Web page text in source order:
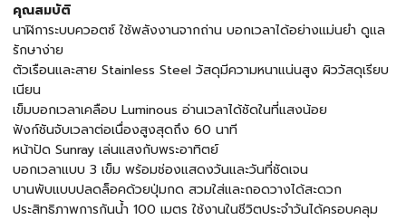
คุณสมบัติ
นาฬิการะบบควอตซ์ ใช้พลังงานจากถ่าน บอกเวลาได้อย่างแม่นยำ ดูแล
รักษาง่าย
ตัวเรือนและสาย Stainless Steel วัสดุมีความหนาแน่นสูง ผิววัสดุเรียบ
เนียน
เข็มบอกเวลาเคลือบ Luminous อ่านเวลาได้ชัดในที่แสงน้อย
ฟังก์ชันจับเวลาต่อเนื่องสูงสุดถึง 60 นาที
หน้าปัด Sunray เล่นแสงกับพระอาทิตย์
บอกเวลาแบบ 3 เข็ม พร้อมช่องแสดงวันและวันที่ชัดเจน
บานพับแบบปลดล็อคด้วยปุ่มกด สวมใส่และถอดวางได้สะดวก
ประสิทธิภาพการกันน้ำ 100 เมตร ใช้งานในชีวิตประจำวันได้ครอบคลุม